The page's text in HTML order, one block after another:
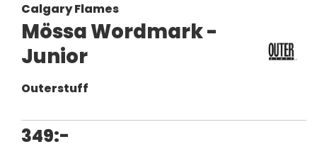
Calgary Flames
Mössa Wordmark -
Junior
Outerstuff
349:-